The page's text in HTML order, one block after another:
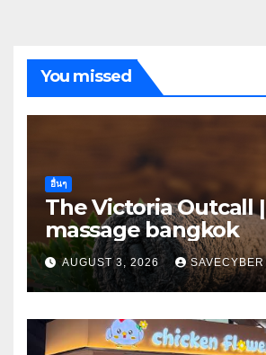
You missed
อื่นๆ
The Victoria Outcall
massage bangkok
AUGUST 3, 2026 SAVECYBER